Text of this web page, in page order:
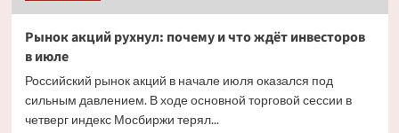
Рынок акций рухнул: почему и что ждёт инвесторов
в июле
Российский рынок акций в начале июля оказался под
сильным давлением. В ходе основной торговой сессии в
четверг индекс Мосбиржи терял...